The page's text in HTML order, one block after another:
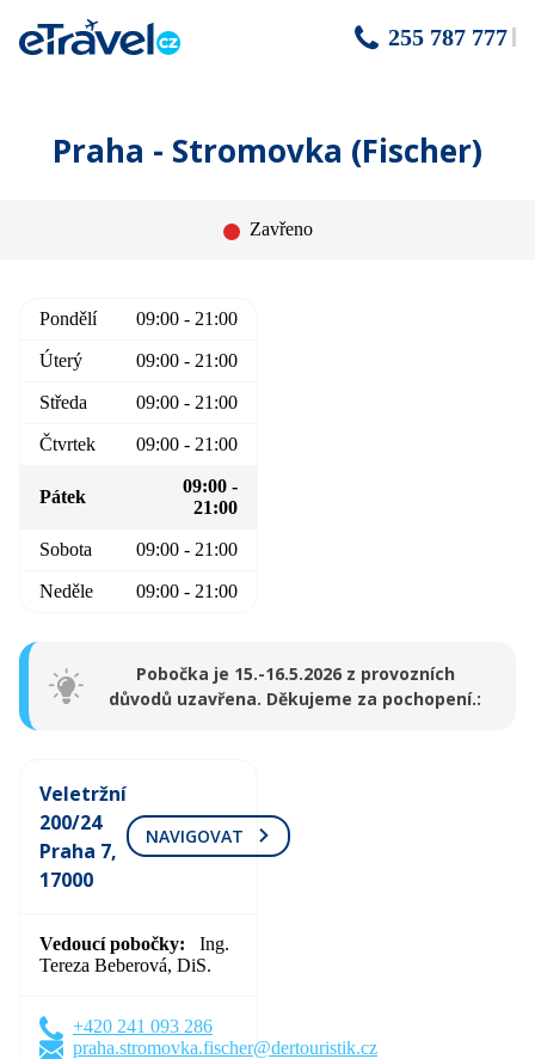
255 787 777
Praha - Stromovka (Fischer)
Zavřeno
Pondělí 09:00 - 21:00
Úterý 09:00 - 21:00
Středa 09:00 - 21:00
Čtvrtek 09:00 - 21:00
Pátek
09:00 -
21:00
Sobota 09:00 - 21:00
Neděle 09:00 - 21:00
Pobočka je 15.-16.5.2026 z provozních
důvodů uzavřena. Děkujeme za pochopení.
Veletržní
200/24
Praha 7,
17000
NAVIGOVAT
Vedoucí pobočky
Ing.
Tereza Beberová, DiS.
+420 241 093 286
praha.stromovka.fischer@dertouristik.cz